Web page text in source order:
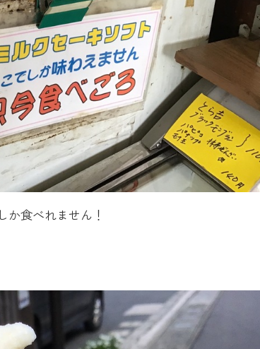
か食べれません！